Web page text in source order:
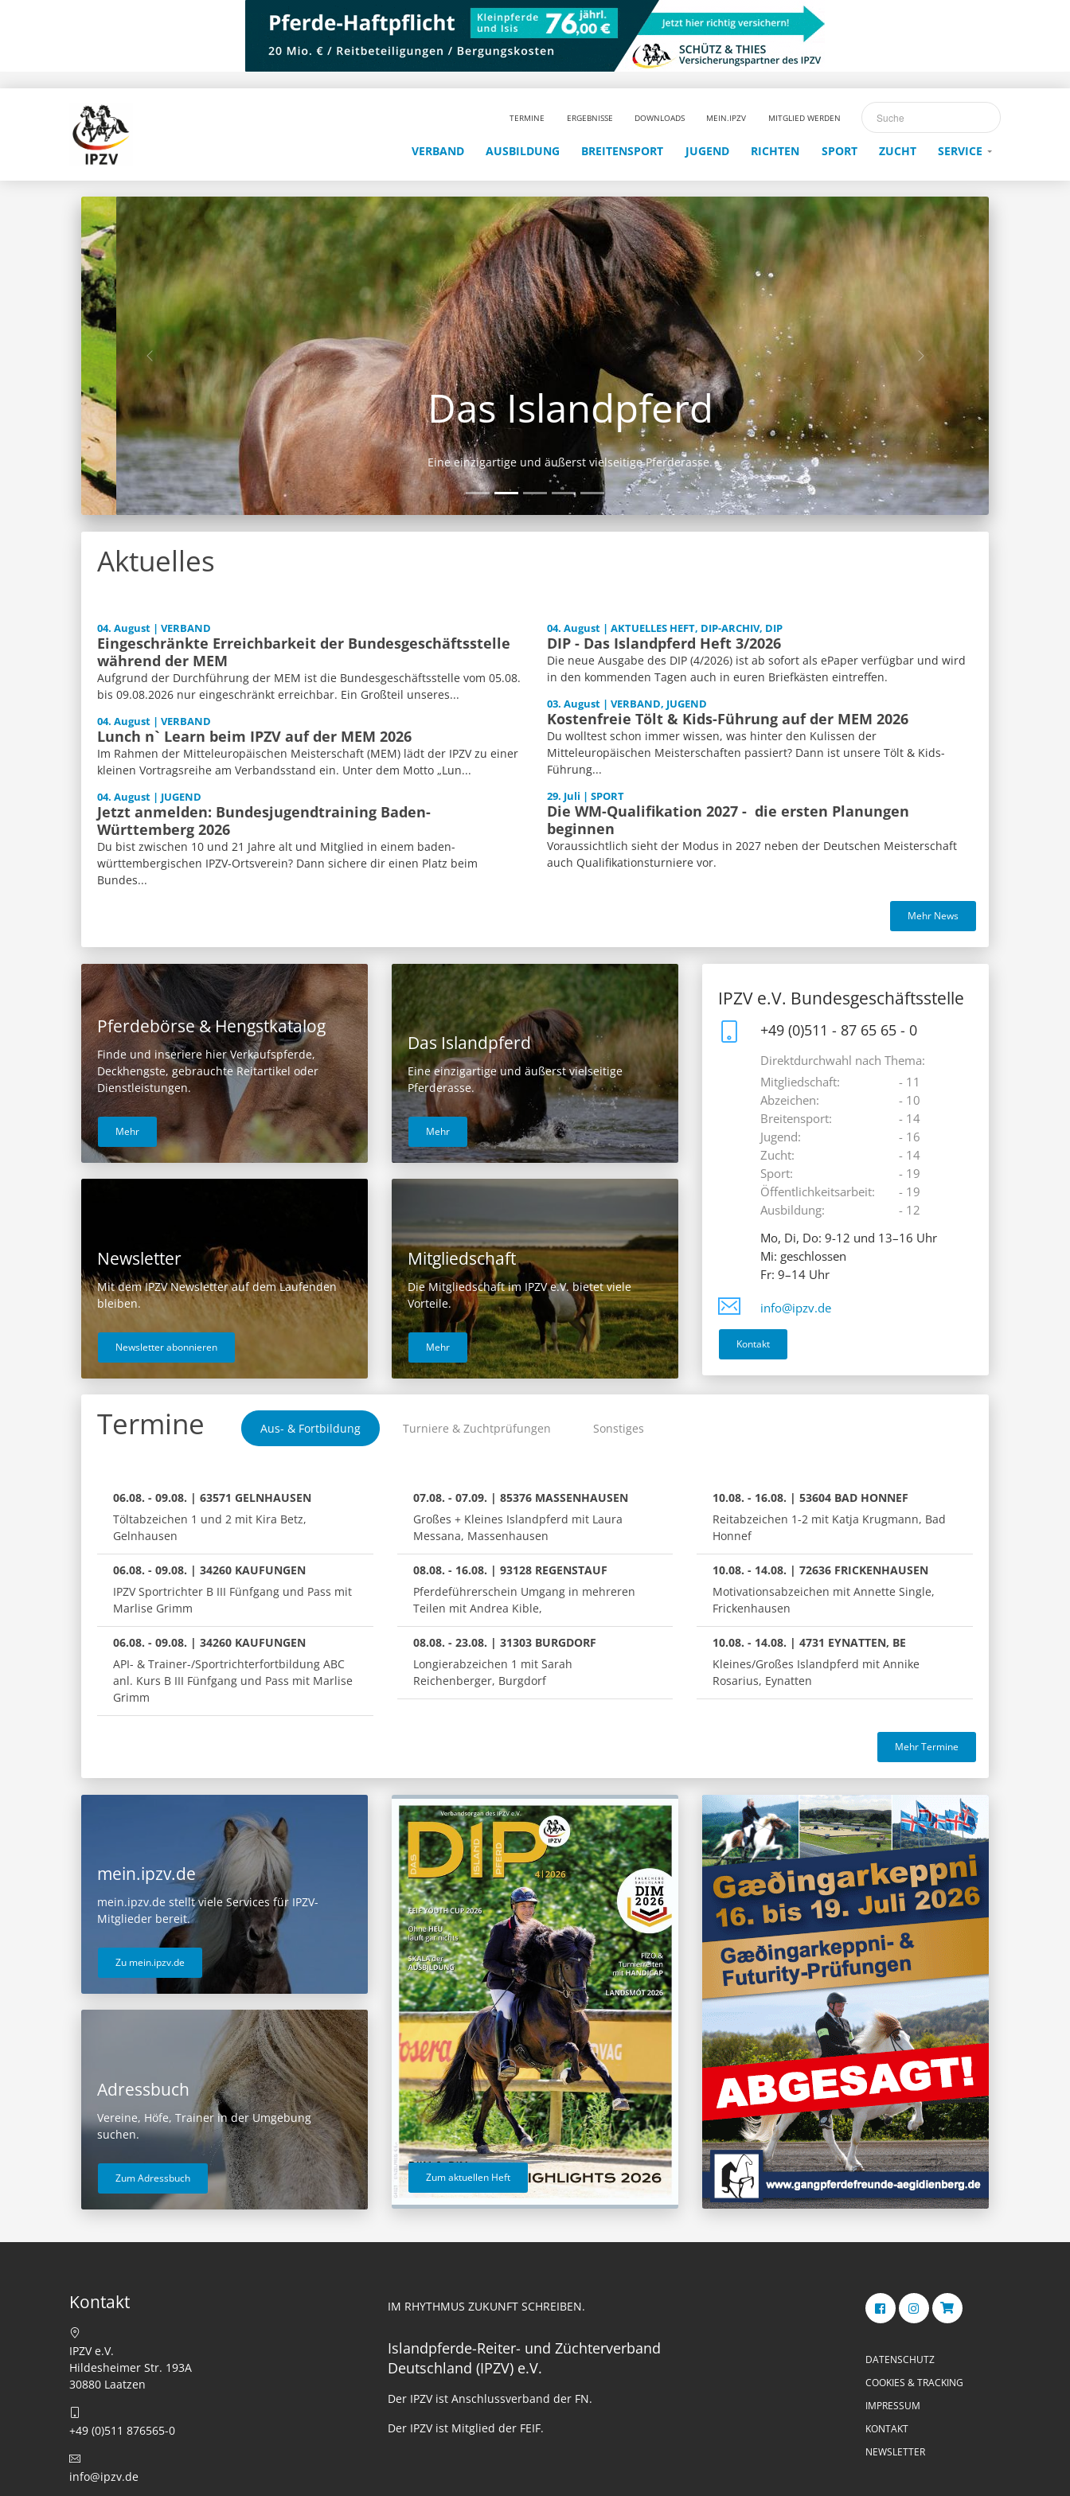
TERMINE ERGEBNISSE DOWNLOADS MEIN.IPZV MITGLIED WERDEN
VERBAND AUSBILDUNG BREITENSPORT JUGEND RICHTEN SPORT ZUCHT SERVICE
Das Islandpferd
Eine einzigartige und äußerst vielseitige Pferderasse.
Aktuelles
04. August | VERBAND
Eingeschränkte Erreichbarkeit der Bundesgeschäftsstelle
während der MEM
Aufgrund der Durchführung der MEM ist die Bundesgeschäftsstelle vom 05.08.
bis 09.08.2026 nur eingeschränkt erreichbar. Ein Großteil unseres...
04. August | VERBAND
Lunch n` Learn beim IPZV auf der MEM 2026
Im Rahmen der Mitteleuropäischen Meisterschaft (MEM) lädt der IPZV zu einer
kleinen Vortragsreihe am Verbandsstand ein. Unter dem Motto „Lun...
04. August | JUGEND
Jetzt anmelden: Bundesjugendtraining Baden-
Württemberg 2026
Du bist zwischen 10 und 21 Jahre alt und Mitglied in einem baden-
württembergischen IPZV-Ortsverein? Dann sichere dir einen Platz beim
Bundes...
04. August | AKTUELLES HEFT, DIP-ARCHIV, DIP
DIP - Das Islandpferd Heft 3/2026
Die neue Ausgabe des DIP (4/2026) ist ab sofort als ePaper verfügbar und wird
in den kommenden Tagen auch in euren Briefkästen eintreffen.
03. August | VERBAND, JUGEND
Kostenfreie Tölt & Kids-Führung auf der MEM 2026
Du wolltest schon immer wissen, was hinter den Kulissen der
Mitteleuropäischen Meisterschaften passiert? Dann ist unsere Tölt & Kids-
Führung...
29. Juli | SPORT
Die WM-Qualifikation 2027 - die ersten Planungen
beginnen
Voraussichtlich sieht der Modus in 2027 neben der Deutschen Meisterschaft
auch Qualifikationsturniere vor.
Mehr News
Pferdebörse & Hengstkatalog
Finde und inseriere hier Verkaufspferde,
Deckhengste, gebrauchte Reitartikel oder
Dienstleistungen.
Mehr
Newsletter
Mit dem IPZV Newsletter auf dem Laufenden
bleiben.
Newsletter abonnieren
Das Islandpferd
Eine einzigartige und äußerst vielseitige
Pferderasse.
Mehr
Mitgliedschaft
Die Mitgliedschaft im IPZV e.V. bietet viele
Vorteile.
Mehr
IPZV e.V. Bundesgeschäftsstelle
+49 (0)511 - 87 65 65 - 0
Direktdurchwahl nach Thema:
Mitgliedschaft:
Abzeichen:
Breitensport:
Jugend:
Zucht:
Sport:
Öffentlichkeitsarbeit:
Ausbildung:
- 11
- 10
- 14
- 16
- 14
- 19
- 19
- 12
Mo, Di, Do: 9-12 und 13–16 Uhr
Mi: geschlossen
Fr: 9–14 Uhr
info@ipzv.de
Kontakt
Termine Aus- & Fortbildung Turniere & Zuchtprüfungen Sonstiges
06.08. - 09.08. | 63571 GELNHAUSEN
Töltabzeichen 1 und 2 mit Kira Betz,
Gelnhausen
06.08. - 09.08. | 34260 KAUFUNGEN
IPZV Sportrichter B III Fünfgang und Pass mit
Marlise Grimm
06.08. - 09.08. | 34260 KAUFUNGEN
API- & Trainer-/Sportrichterfortbildung ABC
anl. Kurs B III Fünfgang und Pass mit Marlise
Grimm
07.08. - 07.09. | 85376 MASSENHAUSEN
Großes + Kleines Islandpferd mit Laura
Messana, Massenhausen
08.08. - 16.08. | 93128 REGENSTAUF
Pferdeführerschein Umgang in mehreren
Teilen mit Andrea Kible,
08.08. - 23.08. | 31303 BURGDORF
Longierabzeichen 1 mit Sarah
Reichenberger, Burgdorf
10.08. - 16.08. | 53604 BAD HONNEF
Reitabzeichen 1-2 mit Katja Krugmann, Bad
Honnef
10.08. - 14.08. | 72636 FRICKENHAUSEN
Motivationsabzeichen mit Annette Single,
Frickenhausen
10.08. - 14.08. | 4731 EYNATTEN, BE
Kleines/Großes Islandpferd mit Annike
Rosarius, Eynatten
Mehr Termine
mein.ipzv.de
mein.ipzv.de stellt viele Services für IPZV-
Mitglieder bereit.
Zu mein.ipzv.de
Adressbuch
Vereine, Höfe, Trainer in der Umgebung
suchen.
Zum Adressbuch Zum aktuellen Heft
Kontakt
IPZV e.V.
Hildesheimer Str. 193A
30880 Laatzen
+49 (0)511 876565-0
info@ipzv.de
IM RHYTHMUS ZUKUNFT SCHREIBEN.
Islandpferde-Reiter- und Züchterverband
Deutschland (IPZV) e.V.
Der IPZV ist Anschlussverband der FN.
Der IPZV ist Mitglied der FEIF.
DATENSCHUTZ
COOKIES & TRACKING
IMPRESSUM
KONTAKT
NEWSLETTER